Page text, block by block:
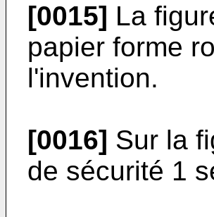
[0015] La
papier forme
l'invention.
[0016] Sur la
de sécurité 1